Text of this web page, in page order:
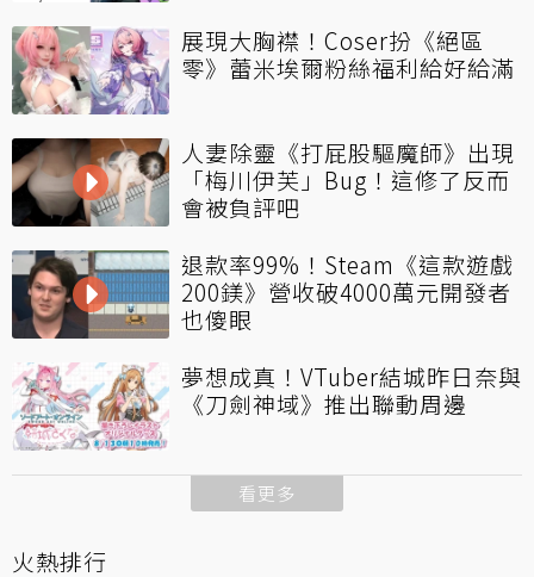
展現大胸襟！Coser扮《絕區
零》蕾米埃爾粉絲福利給好給滿
人妻除靈《打屁股驅魔師》出現
「梅川伊芙」Bug！這修了反而
會被負評吧
退款率99%！Steam《這款遊戲
200鎂》營收破4000萬元開發者
也傻眼
夢想成真！VTuber結城昨日奈與
《刀劍神域》推出聯動周邊
看更多
火熱排行